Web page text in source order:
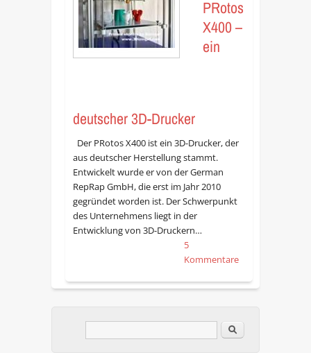
PRotos
X400 –
ein
deutscher 3D-Drucker
Der PRotos X400 ist ein 3D-Drucker, der
aus deutscher Herstellung stammt.
Entwickelt wurde er von der German
RepRap GmbH, die erst im Jahr 2010
gegründet worden ist. Der Schwerpunkt
des Unternehmens liegt in der
Entwicklung von 3D-Druckern…
5
Kommentare
Suchformular Im Blog suchen